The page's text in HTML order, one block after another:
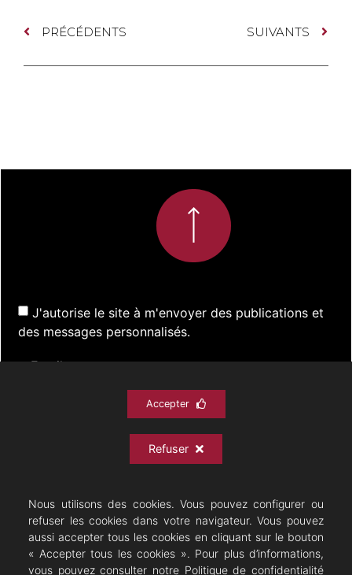
PRÉCÉDENTS SUIVANTS
J'autorise le site à m'envoyer des publications et
des messages personnalisés.
S'inscrire
SPECTACLESDOCUMENTATION
Nous utilisons des cookies. Vous pouvez configurer ou
refuser les cookies dans votre navigateur. Vous pouvez
aussi accepter tous les cookies en cliquant sur le bouton
« Accepter tous les cookies ». Pour plus d’informations,
vous pouvez consulter notre Politique de confidentialité
Accepter
Refuser